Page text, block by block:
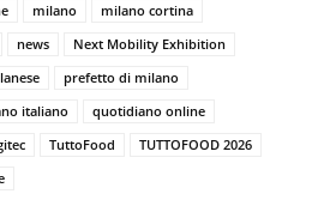
milano
milano cortina
news
Next Mobility Exhibition
prefetto di milano
italiano
quotidiano online
TuttoFood
TUTTOFOOD 2026